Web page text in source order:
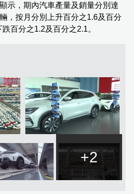
示，期內汽車產量及銷量分別達
，按月分別上升百分之1.6及百分
百分之1.2及百分之2.1。
+2